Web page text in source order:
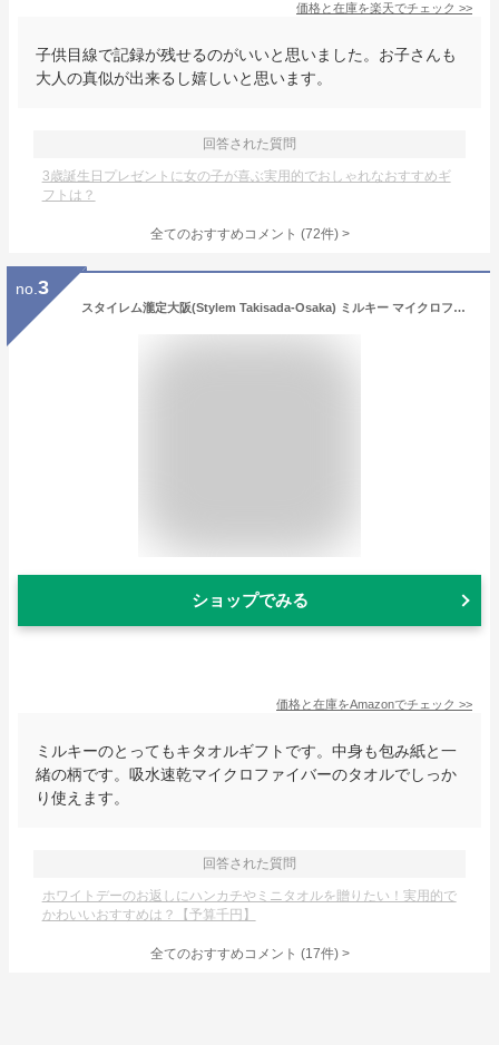
価格と在庫を楽天でチェック >>
子供目線で記録が残せるのがいいと思いました。お子さんも
大人の真似が出来るし嬉しいと思います。
回答された質問
3歳誕生日プレゼントに女の子が喜ぶ実用的でおしゃれなおすすめギ
フトは？
全てのおすすめコメント (72件) >
no. 3
スタイレム瀧定大阪(Stylem Takisada-Osaka) ミルキー マイクロファイバーやわらかタオル ウォッシュタオル PK1051
ショップでみる
価格と在庫をAmazonでチェック >>
ミルキーのとってもキタオルギフトです。中身も包み紙と一
緒の柄です。吸水速乾マイクロファイバーのタオルでしっか
り使えます。
回答された質問
ホワイトデーのお返しにハンカチやミニタオルを贈りたい！実用的で
かわいいおすすめは？【予算千円】
全てのおすすめコメント (17件) >